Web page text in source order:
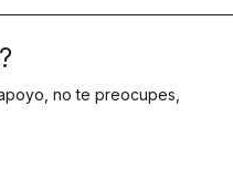
no te preocupes,